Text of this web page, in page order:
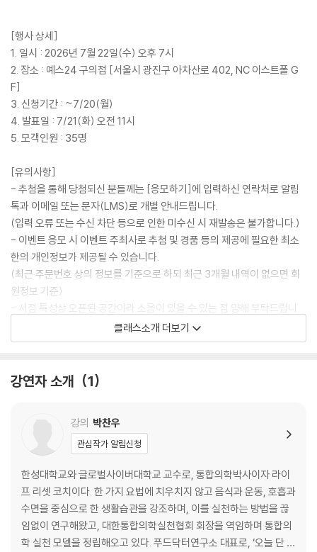
[행사 상세]
1. 일시 : 2026년 7월 22일(수) 오후 7시
2. 장소 : 예스24 구의점 [서울시 광진구 아차산로 402, NC 이스트폴 G
F]
3. 신청기간 : ~7/20(월)
4. 발표일 : 7/21(화) 오전 11시
5. 모객인원 : 35명
[유의사항]
- 추첨을 통해 당첨되신 분들께는 [응모하기]에 입력하신 연락처로 알림
톡과 이메일 또는 문자(LMS)로 개별 안내드립니다.
(입력 오류 또는 수신 차단 등으로 인한 미수신 시 재발송은 불가합니다.)
- 이벤트 응모 시 이벤트 주최사로 추첨 및 경품 등의 제공에 필요한 최소
한의 개인정보가 제공될 수 있습니다.
(최근 주문번호 상의 정보를 기준으로 하되 최근 3개월 내역이 없으면 회
원정보 기준)
- 서점 특성상 오픈된 공간이라 소음이 있을 수 있는 점 양해 부탁드립니
- 무료 주차 3시간 지원 가능합니다.
클래스소개 더보기
강연자 소개 1
강의 박찬우
관심작가 알림신청
한성대학교와 글로벌사이버대학교 교수로, 통합의학박사이자 라이
프 리셋 코치이다. 한 가지 요법에 치우치지 않고 음식과 운동, 호흡과
수면을 중심으로 한 생활습관을 강조하며, 이를 실천하는 방법을 끊
임없이 연구해왔고, 대한통합의학실천협회 회장을 역임하며 통합의
학 실천 모델을 정립해오고 있다. 푸드닥터연구소 대표로, ‘오늘 단 한